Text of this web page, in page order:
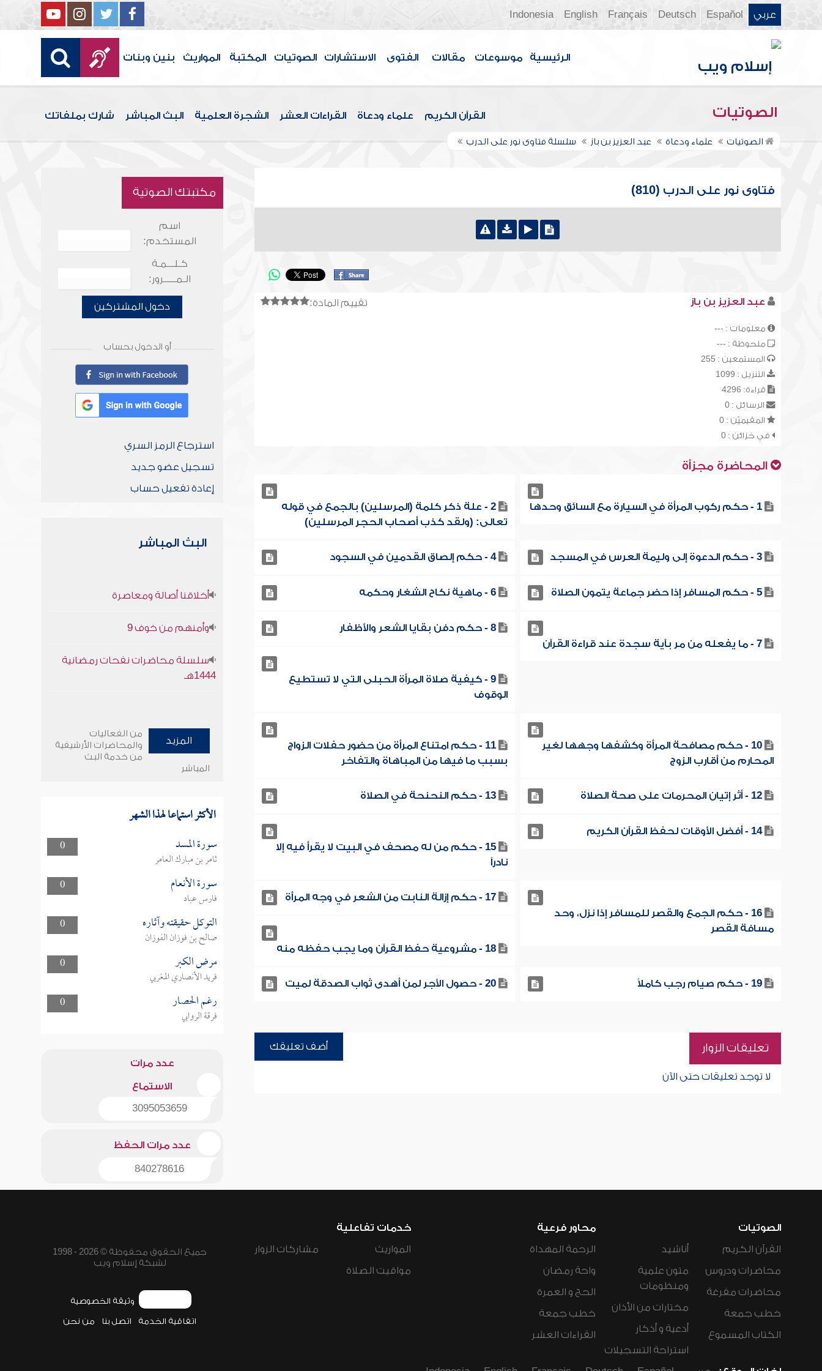
عربي Español
Deutsch
Français
English
Indonesia
الرئيسية موسوعات مقالات الفتوى الاستشارات الصوتيات المكتبة المواريث بنين وبنات
الصوتيات القرآن الكريم علماء ودعاة القراءات العشر الشجرة العلمية البث المباشر شارك بملفاتك
الصوتيات علماء ودعاة عبد العزيز بن باز سلسلة فتاوى نور على الدرب
فتاوى نور على الدرب (810)
تقييم المادة: عبد العزيز بن باز
معلومات : ---
ملحوظة : ---
المستمعين : 255
التنزيل : 1099
قراءة: 4296
الرسائل : 0
المقيميّن : 0
في خزائن : 0
المحاضرة مجزأة
1 - حكم ركوب المرأة في السيارة مع السائق وحدها
2 - علة ذكر كلمة (المرسلين) بالجمع في قوله
تعالى: (ولقد كذب أصحاب الحجر المرسلين)
3 - حكم الدعوة إلى وليمة العرس في المسجد 4 - حكم إلصاق القدمين في السجود
5 - حكم المسافر إذا حضر جماعة يتمون الصلاة 6 - ماهية نكاح الشغار وحكمه
7 - ما يفعله من مر بآية سجدة عند قراءة القرآن
8 - حكم دفن بقايا الشعر والأظفار
9 - كيفية صلاة المرأة الحبلى التي لا تستطيع
الوقوف
10 - حكم مصافحة المرأة وكشفها وجهها لغير
المحارم من أقارب الزوج
11 - حكم امتناع المرأة من حضور حفلات الزواج
بسبب ما فيها من المباهاة والتفاخر
12 - أثر إتيان المحرمات على صحة الصلاة 13 - حكم النحنحة في الصلاة
14 - أفضل الأوقات لحفظ القرآن الكريم
15 - حكم من له مصحف في البيت لا يقرأ فيه إلا
نادراً
16 - حكم الجمع والقصر للمسافر إذا نزل، وحد
مسافة القصر
17 - حكم إزالة النابت من الشعر في وجه المرأة
18 - مشروعية حفظ القرآن وما يجب حفظه منه
19 - حكم صيام رجب كاملاً 20 - حصول الأجر لمن أهدى ثواب الصدقة لميت
تعليقات الزوار أضف تعليقك
لا توجد تعليقات حتى الآن
مكتبتك الصوتية
اسم
المستخدم:
كـلـــمـة
الـمـــــرور:
دخول المشتركين
أو الدخول بحساب
استرجاع الرمز السري
تسجيل عضو جديد
إعادة تفعيل حساب
البث المباشر
أخلاقنا أصالة ومعاصرة
وأمنهم من خوف 9
سلسلة محاضرات نفحات رمضانية
1444هـ
المزيد
من الفعاليات
والمحاضرات الأرشيفية
من خدمة البث
المباشر
الأكثر استماعا لهذا الشهر
0 سورة المسد
ثامر بن مبارك العامر
0
سورة الأنعام
فارس عباد
0
التوكل حقيقته وآثاره
صالح بن فوزان الفوزان
0
مرض الكبر
فريد الأنصاري المغربي
0
رغم الحصار
فرقة الروابي
عدد مرات
الاستماع
3095053659
عدد مرات الحفظ
840278616
الصوتيات
القرآن الكريم
محاضرات ودروس
محاضرات مفرغة
خطب جمعة
الكتاب المسموع
أناشيد
متون علمية
ومنظومات
مختارات من الأذان
أدعية و أذكار
استراحة التسجيلات
محاور فرعية
الرحمة المهداة
واحة رمضان
الحج و العمرة
خطب جمعة
القراءات العشر
خدمات تفاعلية
المواريث
مواقيت الصلاة
مشاركات الزوار
جميع الحقوق محفوظة © 2026 - 1998
لشبكة إسلام ويب
وثيقة الخصوصية
اتفاقية الخدمة اتصل بنا من نحن